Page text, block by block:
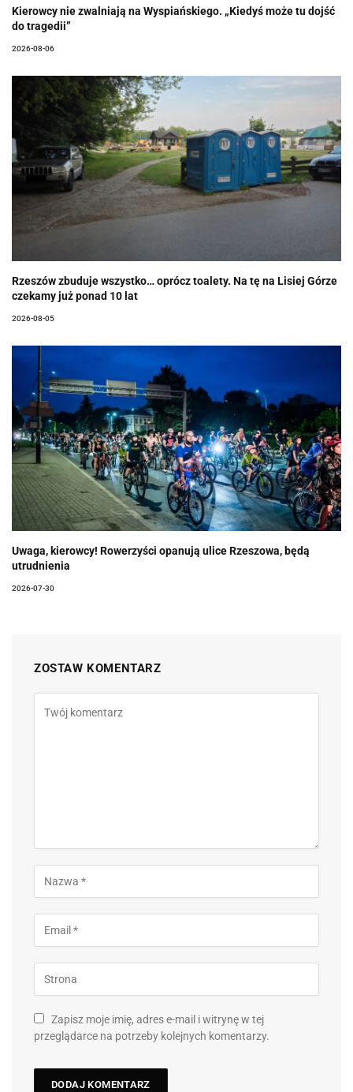
Kierowcy nie zwalniają na Wyspiańskiego. „Kiedyś może tu dojść
do tragedii”
2026-08-06
Rzeszów zbuduje wszystko… oprócz toalety. Na tę na Lisiej Górze
czekamy już ponad 10 lat
2026-08-05
Uwaga, kierowcy! Rowerzyści opanują ulice Rzeszowa, będą
utrudnienia
2026-07-30
ZOSTAW KOMENTARZ
Zapisz moje imię, adres e-mail i witrynę w tej
przeglądarce na potrzeby kolejnych komentarzy.